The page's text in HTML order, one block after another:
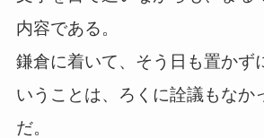
内容である。
鎌倉に着いて、そう日も置かず
いうことは、ろくに詮議もなか
だ。